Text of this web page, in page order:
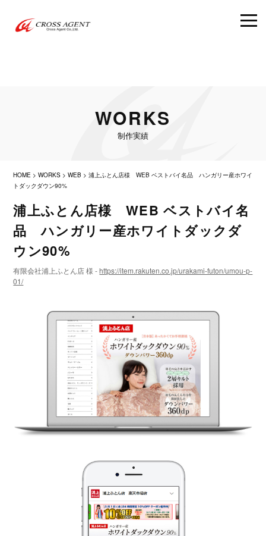
WORKS
制作実績
HOME >WORKS >WEB >浦上ふとん店様 WEB ベストバイ名品 ハンガリー産ホワイ
トダックダウン90%
浦上ふとん店様 WEB ベストバイ名
品 ハンガリー産ホワイトダックダ
ウン90%
有限会社浦上ふとん店 様 -https://item.rakuten.co.jp/urakami-futon/umou-p-
01/